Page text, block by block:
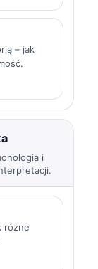
– jak
i
różne